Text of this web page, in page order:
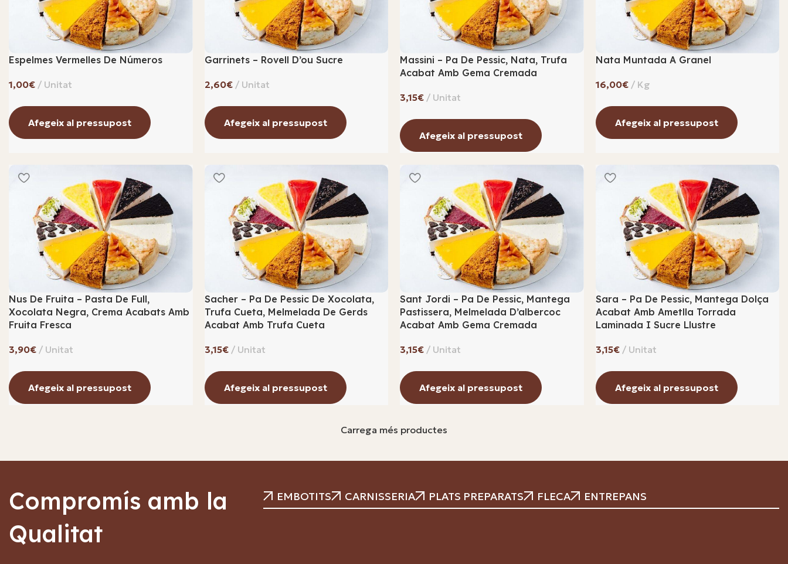
Espelmes Vermelles De Números
€
Afegeix al pressupost
Garrinets – Rovell D’ou Sucre
€
Afegeix al pressupost
Massini – Pa De Pessic, Nata, Trufa
Acabat Amb Gema Cremada
€
Afegeix al pressupost
Nata Muntada A Granel
€
Afegeix al pressupost
Nus De Fruita – Pasta De Full,
Xocolata Negra, Crema Acabats Amb
Fruita Fresca
€
Afegeix al pressupost
Sacher – Pa De Pessic De Xocolata,
Trufa Cueta, Melmelada De Gerds
Acabat Amb Trufa Cueta
€
Afegeix al pressupost
Sant Jordi – Pa De Pessic, Mantega
Pastissera, Melmelada D’albercoc
Acabat Amb Gema Cremada
€
Afegeix al pressupost
Sara – Pa De Pessic, Mantega Dolça
Acabat Amb Ametlla Torrada
Laminada I Sucre Llustre
€
Afegeix al pressupost
Carrega més productes
Compromís amb la
Qualitat
EMBOTITS CARNISSERIA PLATS PREPARATS FLECA ENTREPANS